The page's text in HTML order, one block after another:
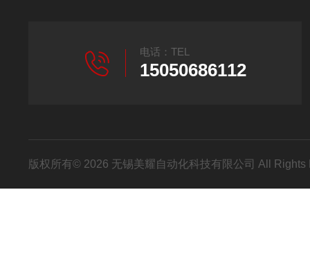
电话：TEL
15050686112
版权所有© 2026 无锡美耀自动化科技有限公司 All